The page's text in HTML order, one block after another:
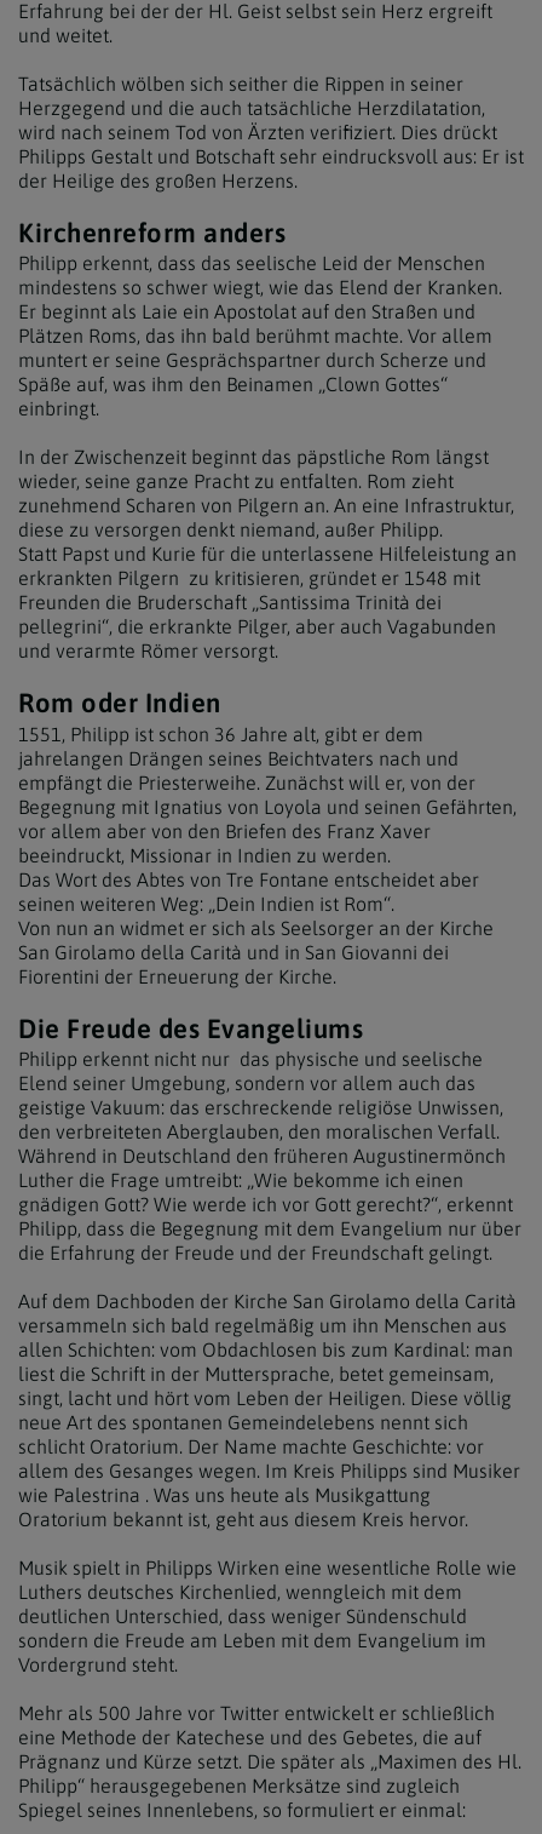
Erfahrung bei der der Hl. Geist selbst sein Herz ergreift
und weitet.
Tatsächlich wölben sich seither die Rippen in seiner
Herzgegend und die auch tatsächliche Herzdilatation,
wird nach seinem Tod von Ärzten verifiziert. Dies drückt
Philipps Gestalt und Botschaft sehr eindrucksvoll aus: Er ist
der Heilige des großen Herzens.
Kirchenreform anders
Philipp erkennt, dass das seelische Leid der Menschen
mindestens so schwer wiegt, wie das Elend der Kranken.
Er beginnt als Laie ein Apostolat auf den Straßen und
Plätzen Roms, das ihn bald berühmt machte. Vor allem
muntert er seine Gesprächspartner durch Scherze und
Späße auf, was ihm den Beinamen „Clown Gottes“
einbringt.
In der Zwischenzeit beginnt das päpstliche Rom längst
wieder, seine ganze Pracht zu entfalten. Rom zieht
zunehmend Scharen von Pilgern an. An eine Infrastruktur,
diese zu versorgen denkt niemand, außer Philipp.
Statt Papst und Kurie für die unterlassene Hilfeleistung an
erkrankten Pilgern zu kritisieren, gründet er 1548 mit
Freunden die Bruderschaft „Santissima Trinità dei
pellegrini“, die erkrankte Pilger, aber auch Vagabunden
und verarmte Römer versorgt.
Rom oder Indien
1551, Philipp ist schon 36 Jahre alt, gibt er dem
jahrelangen Drängen seines Beichtvaters nach und
empfängt die Priesterweihe. Zunächst will er, von der
Begegnung mit Ignatius von Loyola und seinen Gefährten,
vor allem aber von den Briefen des Franz Xaver
beeindruckt, Missionar in Indien zu werden.
Das Wort des Abtes von Tre Fontane entscheidet aber
seinen weiteren Weg: „Dein Indien ist Rom“.
Von nun an widmet er sich als Seelsorger an der Kirche
San Girolamo della Carità und in San Giovanni dei
Fiorentini der Erneuerung der Kirche.
Die Freude des Evangeliums
Philipp erkennt nicht nur das physische und seelische
Elend seiner Umgebung, sondern vor allem auch das
geistige Vakuum: das erschreckende religiöse Unwissen,
den verbreiteten Aberglauben, den moralischen Verfall.
Während in Deutschland den früheren Augustinermönch
Luther die Frage umtreibt: „Wie bekomme ich einen
gnädigen Gott? Wie werde ich vor Gott gerecht?“, erkennt
Philipp, dass die Begegnung mit dem Evangelium nur über
die Erfahrung der Freude und der Freundschaft gelingt.
Auf dem Dachboden der Kirche San Girolamo della Carità
versammeln sich bald regelmäßig um ihn Menschen aus
allen Schichten: vom Obdachlosen bis zum Kardinal: man
liest die Schrift in der Muttersprache, betet gemeinsam,
singt, lacht und hört vom Leben der Heiligen. Diese völlig
neue Art des spontanen Gemeindelebens nennt sich
schlicht Oratorium. Der Name machte Geschichte: vor
allem des Gesanges wegen. Im Kreis Philipps sind Musiker
wie Palestrina . Was uns heute als Musikgattung
Oratorium bekannt ist, geht aus diesem Kreis hervor.
Musik spielt in Philipps Wirken eine wesentliche Rolle wie
Luthers deutsches Kirchenlied, wenngleich mit dem
deutlichen Unterschied, dass weniger Sündenschuld
sondern die Freude am Leben mit dem Evangelium im
Vordergrund steht.
Mehr als 500 Jahre vor Twitter entwickelt er schließlich
eine Methode der Katechese und des Gebetes, die auf
Prägnanz und Kürze setzt. Die später als „Maximen des Hl.
Philipp“ herausgegebenen Merksätze sind zugleich
Spiegel seines Innenlebens, so formuliert er einmal: